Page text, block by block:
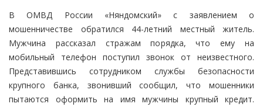
В ОМВД России «Няндомский» с заявлением о
мошенничестве обратился 44-летний местный житель.
Мужчина рассказал стражам порядка, что ему на
мобильный телефон поступил звонок от неизвестного.
Представившись сотрудником службы безопасности
крупного банка, звонивший сообщил, что мошенники
пытаются оформить на имя мужчины крупный кредит.